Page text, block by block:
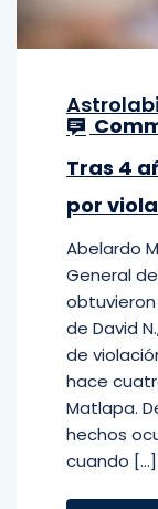
Tras 4
por
Abelardo
General
de David
de
hace
Matlapa.
hechos
cuando […]